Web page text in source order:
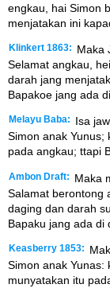
engkau, hai Simon
menjatakan ini
Klinkert 1863:
Maka
Selamat angkau,
darah jang
Bapakoe jang ada
Melayu Baba:
Isa
Simon anak Yunus;
pada angkau; ttapi
Ambon Draft:
Maka
Salamat berontong
daging dan darah
Bapaku jang ada di
Keasberry 1853:
Simon anak Yunas:
munyatakan itu